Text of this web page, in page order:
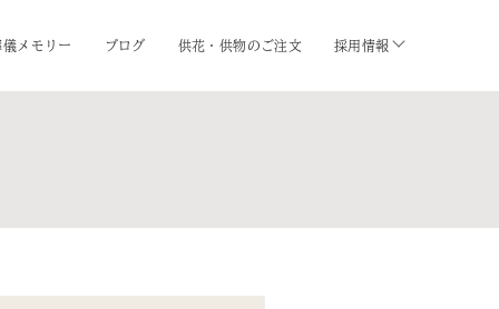
メモリー ブログ 供花・供物のご注文 採用情報